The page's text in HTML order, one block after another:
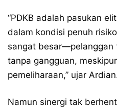
“PDKB adalah pasukan
dalam kondisi penuh
sangat besar—pelanggan
tanpa gangguan,
pemeliharaan,” ujar
Namun sinergi tak